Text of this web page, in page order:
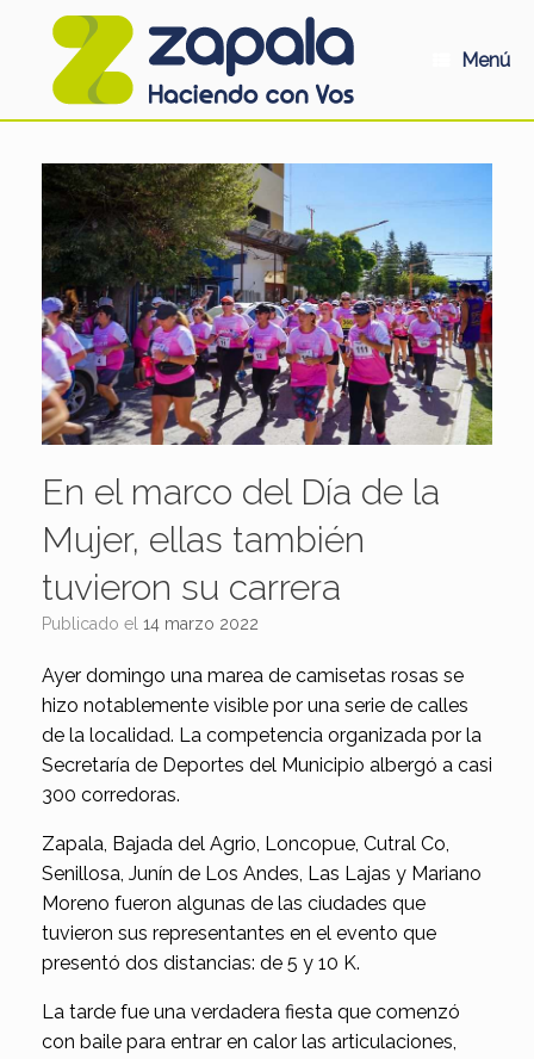
Menú
En el marco del Día de la
Mujer, ellas también
tuvieron su carrera
Publicado el 14 marzo 2022
Ayer domingo una marea de camisetas rosas se
hizo notablemente visible por una serie de calles
de la localidad. La competencia organizada por la
Secretaría de Deportes del Municipio albergó a casi
300 corredoras.
Zapala, Bajada del Agrio, Loncopue, Cutral Co,
Senillosa, Junín de Los Andes, Las Lajas y Mariano
Moreno fueron algunas de las ciudades que
tuvieron sus representantes en el evento que
presentó dos distancias: de 5 y 10 K.
La tarde fue una verdadera fiesta que comenzó
con baile para entrar en calor las articulaciones,